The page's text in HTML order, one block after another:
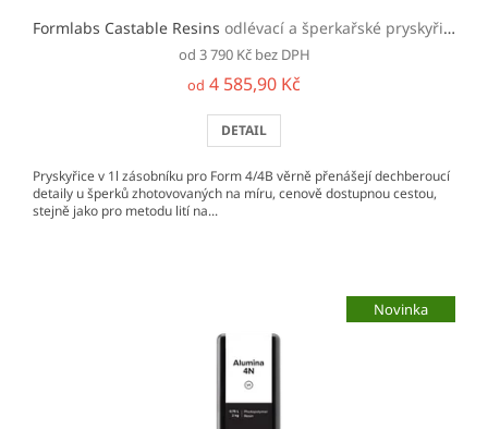
Formlabs Castable Resins odlévací a šperkařské pryskyřice pro Form 4
od 3 790 Kč bez DPH
od 4 585,90 Kč
DETAIL
Pryskyřice v 1l zásobníku pro Form 4/4B věrně přenášejí dechberoucí
detaily u šperků zhotovovaných na míru, cenově dostupnou cestou,
stejně jako pro metodu lití na...
Novinka